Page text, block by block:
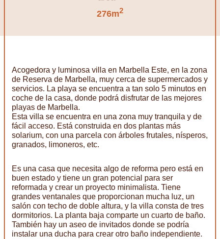
276m2
Acogedora y luminosa villa en Marbella Este, en la zona
de Reserva de Marbella, muy cerca de supermercados y
servicios. La playa se encuentra a tan solo 5 minutos en
coche de la casa, donde podrá disfrutar de las mejores
playas de Marbella.
Esta villa se encuentra en una zona muy tranquila y de
fácil acceso. Está construida en dos plantas más
solarium, con una parcela con árboles frutales, nísperos,
granados, limoneros, etc.
Es una casa que necesita algo de reforma pero está en
buen estado y tiene un gran potencial para ser
reformada y crear un proyecto minimalista. Tiene
grandes ventanales que proporcionan mucha luz, un
salón con techo de doble altura, y la villa consta de tres
dormitorios. La planta baja comparte un cuarto de baño.
También hay un aseo de invitados donde se podría
instalar una ducha para crear otro baño independiente.